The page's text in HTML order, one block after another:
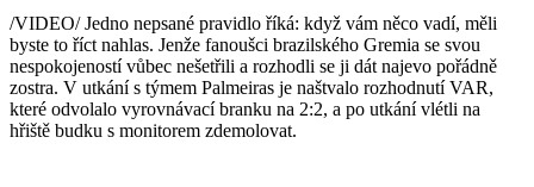
/VIDEO/ Jedno nepsané pravidlo říká: když vám něco vadí, měli
byste to říct nahlas. Jenže fanoušci brazilského Gremia se svou
nespokojeností vůbec nešetřili a rozhodli se ji dát najevo pořádně
zostra. V utkání s týmem Palmeiras je naštvalo rozhodnutí VAR,
které odvolalo vyrovnávací branku na 2:2, a po utkání vlétli na
hřiště budku s monitorem zdemolovat.